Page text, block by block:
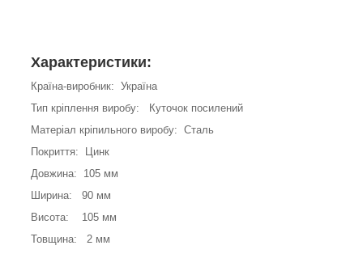
Характеристики:
Країна-виробник: Україна
Тип кріплення виробу: Куточок посилений
Матеріал кріпильного виробу: Сталь
Покриття: Цинк
Довжина: 105 мм
Ширина: 90 мм
Висота: 105 мм
Товщина: 2 мм